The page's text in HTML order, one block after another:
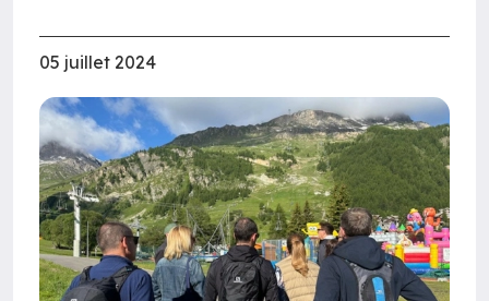
05 juillet 2024